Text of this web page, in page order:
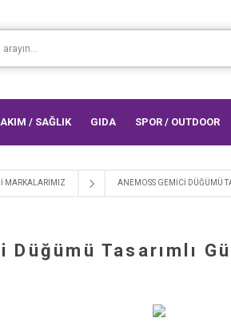
/ SAĞLIK GIDA SPOR / OUTDOOR
MARKALARIMIZ ANEMOSS GEMICI DÜĞÜMÜ
Düğümü Tasarımlı